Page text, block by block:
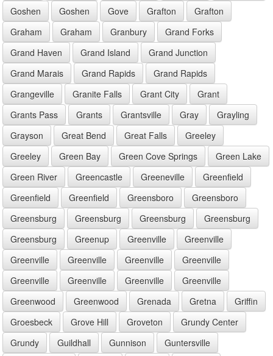
Goshen
Goshen Gove Grafton
Grafton
Graham
Graham Granbury
Grand Forks
Grand Haven
Grand Island
Grand Junction
Grand Marais
Grand Rapids
Grand Rapids
Grangeville
Granite Falls Grant City
Grant
Grants Pass
Grants Grantsville Gray
Grayling
Grayson
Great Bend Great Falls
Greeley
Greeley
Green Bay Green Cove Springs
Green Lake
Green River
Greencastle Greeneville
Greenfield
Greenfield
Greenfield Greensboro
Greensboro
Greensburg
Greensburg Greensburg
Greensburg
Greensburg
Greenup Greenville
Greenville
Greenville
Greenville Greenville
Greenville
Greenville
Greenville Greenville
Greenville
Greenwood
Greenwood Grenada Gretna
Griffin
Groesbeck
Grove Hill Groveton
Grundy Center
Grundy
Guildhall Gunnison
Guntersville